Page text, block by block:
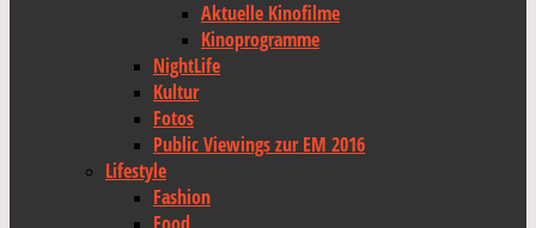
Aktuelle Kinofilme
Kinoprogramme
NightLife
Kultur
Fotos
Public Viewings zur EM 2016
Lifestyle
Fashion